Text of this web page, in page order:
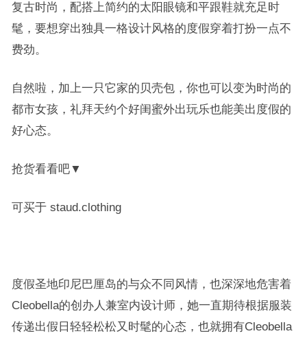
复古时尚，配搭上简约的太阳眼镜和平跟鞋就充足时
髦，要想穿出独具一格设计风格的度假穿着打扮一点不
费劲。
自然啦，加上一只它家的贝壳包，你也可以变为时尚的
都市女孩，礼拜天约个好闺蜜外出玩乐也能美出度假的
好心态。
抢货看看吧▼
可买于 staud.clothing
度假圣地印尼巴厘岛的与众不同风情，也深深地危害着
Cleobella的创办人兼室内设计师，她一直期待根据服装
传递出假日轻轻松松又时髦的心态，也就拥有Cleobella